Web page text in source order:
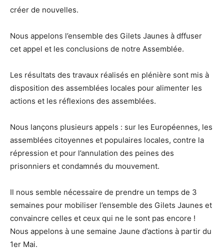
créer de nouvelles.
Nous appelons l’ensemble des Gilets Jaunes à dffuser
cet appel et les conclusions de notre Assemblée.
Les résultats des travaux réalisés en plénière sont mis à
disposition des assemblées locales pour alimenter les
actions et les réflexions des assemblées.
Nous lançons plusieurs appels : sur les Européennes, les
assemblées citoyennes et populaires locales, contre la
répression et pour l’annulation des peines des
prisonniers et condamnés du mouvement.
Il nous semble nécessaire de prendre un temps de 3
semaines pour mobiliser l’ensemble des Gilets Jaunes et
convaincre celles et ceux qui ne le sont pas encore !
Nous appelons à une semaine Jaune d’actions à partir du
1er Mai.